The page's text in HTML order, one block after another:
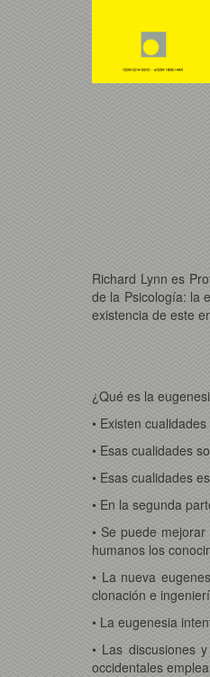
Richard Lynn es
de la Psicología: la
existencia de este
¿Qué es la
• Existen
• Esas cualidades
• Esas cualidades
• En la segunda
• Se puede
humanos los
• La nueva
clonación e
• La eugenesia
• Las discusiones
occidentales